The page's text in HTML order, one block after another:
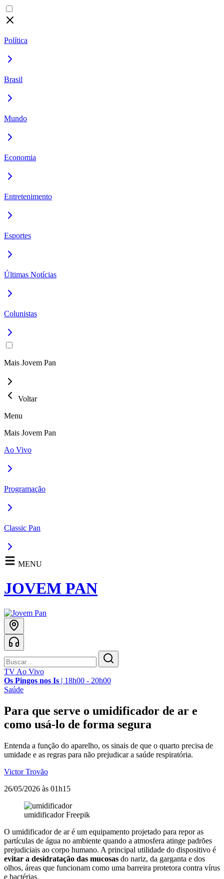
Política
Brasil
Mundo
Economia
Entretenimento
Esportes
Últimas Notícias
Colunistas
Mais Jovem Pan
Voltar
Menu
Mais Jovem Pan
Ao Vivo
Programação
Classic Pan
MENU
JOVEM PAN
TV Ao Vivo
Os Pingos nos Is | 18h00 - 20h00
Saúde
Para que serve o umidificador de ar e
como usá-lo de forma segura
Entenda a função do aparelho, os sinais de que o quarto precisa de
umidade e as regras para não prejudicar a saúde respiratória.
Victor Trovão
26/05/2026 às 01h15
umidificador Freepik
O umidificador de ar é um equipamento projetado para repor as
partículas de água no ambiente quando a atmosfera atinge padrões
prejudiciais ao corpo humano. A principal utilidade do dispositivo é
evitar a desidratação das mucosas do nariz, da garganta e dos
olhos, áreas que funcionam como uma barreira protetora contra vírus
e bactérias.